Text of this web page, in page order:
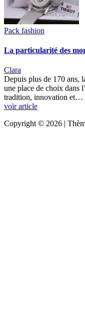
Pack fashion
La particularité des
Clara
Depuis plus de 170 ans,
une place de choix dans
tradition, innovation et…
voir article
Copyright © 2026 |